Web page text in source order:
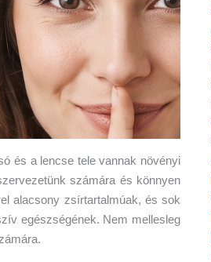
és a lencse tele vannak növényi
számára és könnyen
alacsony zsírtartalmúak, és sok
egészségének. Nem mellesleg